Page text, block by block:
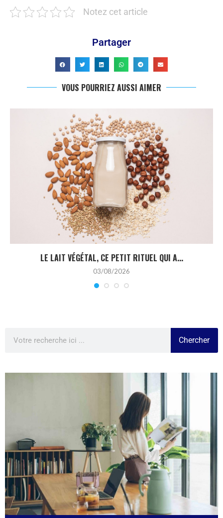
Notez cet article
Partager
VOUS POURRIEZ AUSSI AIMER
LE LAIT VÉGÉTAL, CE PETIT RITUEL QUI A...
03/08/2026
Chercher